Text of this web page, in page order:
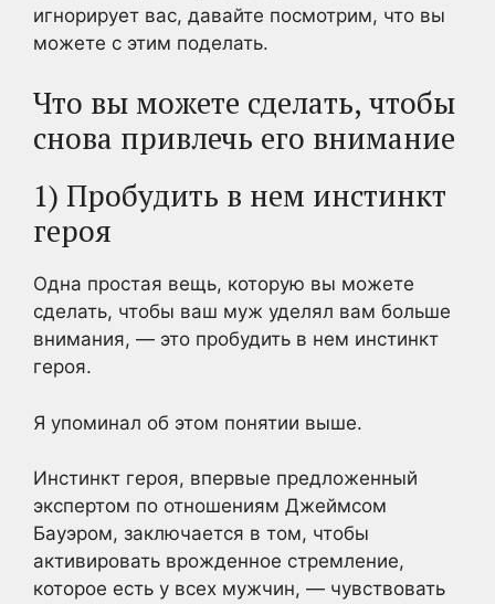
игнорирует вас, давайте посмотрим, что вы
можете с этим поделать.
Что вы можете сделать, чтобы
снова привлечь его внимание
1) Пробудить в нем инстинкт
героя
Одна простая вещь, которую вы можете
сделать, чтобы ваш муж уделял вам больше
внимания, — это пробудить в нем инстинкт
героя.
Я упоминал об этом понятии выше.
Инстинкт героя, впервые предложенный
экспертом по отношениям Джеймсом
Бауэром, заключается в том, чтобы
активировать врожденное стремление,
которое есть у всех мужчин, — чувствовать